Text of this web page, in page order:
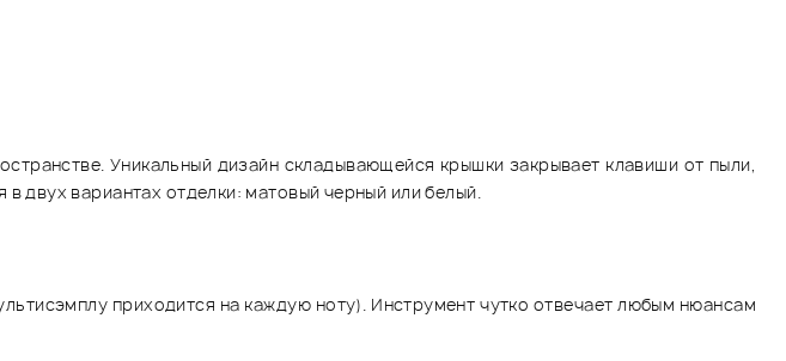
Уникальный дизайн складывающейся крышки закрывает клавиши от пыли,
двух вариантах отделки: матовый черный или белый.
приходится на каждую ноту). Инструмент чутко отвечает любым нюансам